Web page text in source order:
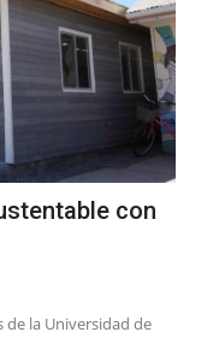
con
la Universidad de